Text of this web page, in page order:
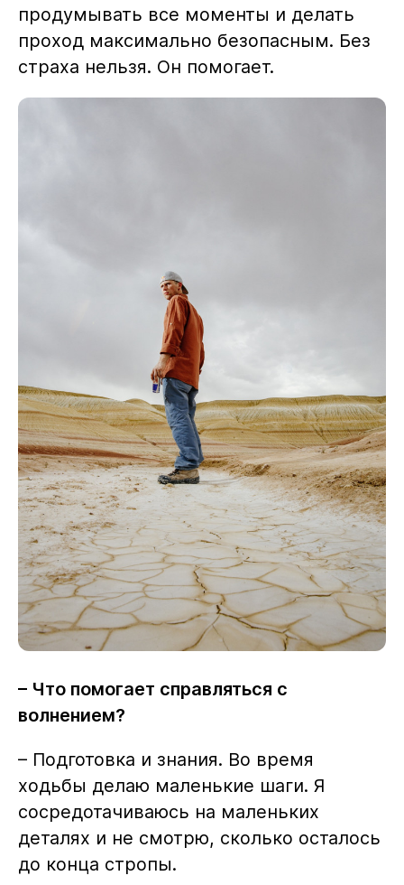
продумывать все моменты и делать
проход максимально безопасным. Без
страха нельзя. Он помогает.
– Что помогает справляться с
волнением?
– Подготовка и знания. Во время
ходьбы делаю маленькие шаги. Я
сосредотачиваюсь на маленьких
деталях и не смотрю, сколько осталось
до конца стропы.